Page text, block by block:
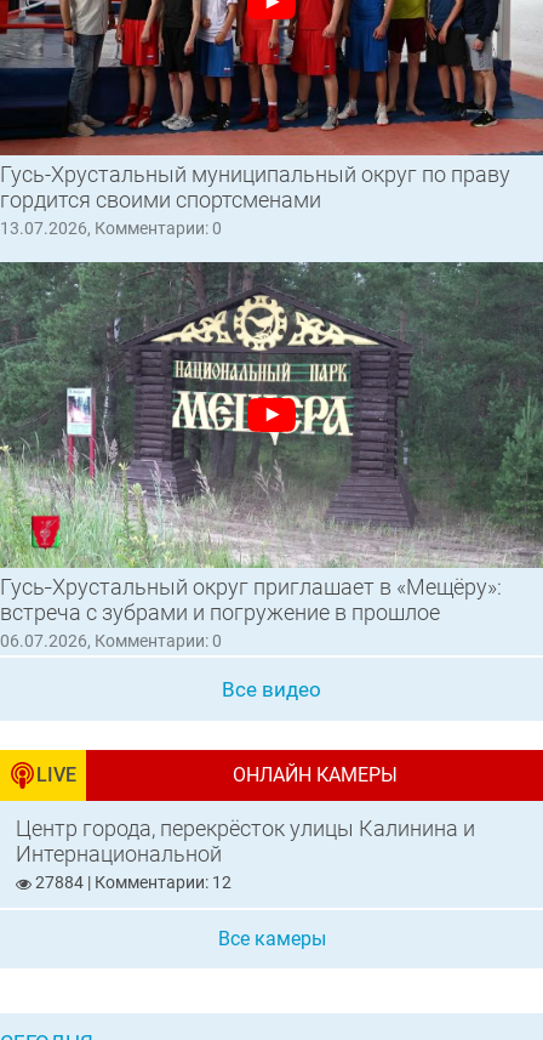
Гусь-Хрустальный муниципальный округ по праву
гордится своими спортсменами
13.07.2026, Комментарии: 0
Гусь‑Хрустальный округ приглашает в «Мещёру»:
встреча с зубрами и погружение в прошлое
06.07.2026, Комментарии: 0
Все видео
LIVE ОНЛАЙН КАМЕРЫ
Центр города, перекрёсток улицы Калинина и
Интернациональной
27884 | Комментарии: 12
Все камеры